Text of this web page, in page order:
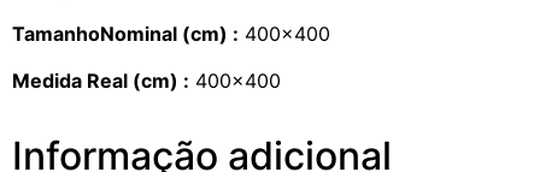
TamanhoNominal (cm) : 400×400
Medida Real (cm) : 400×400
Informação adicional